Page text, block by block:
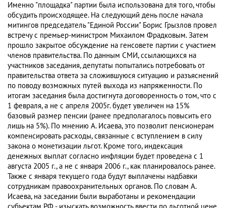
Именно "площадка" партии была использована для того, чтобы
обсудить происходящее. На следующий день после начала
митингов председатель "Единой России" Борис Грызлов провел
встречу с премьер-министром Михаилом Фрадковым. Затем
прошло закрытое обсуждение на генсовете партии с участием
членов правительства. По данным СМИ, ссылающихся на
участников заседания, депутаты попытались потребовать от
правительства ответа за сложившуюся ситуацию и разъяснений
по поводу возможных путей выхода из напряженности. По
итогам заседания была достигнута договоренность о том, что с
1 февраля, а не с апреля 2005г. будет увеличен на 15%
базовый размер пенсии (ранее предполагалось повысить его
лишь на 5%). По мнению А. Исаева, это позволит пенсионерам
компенсировать расходы, связанные с вступлением в силу
закона о монетизации льгот. Кроме того, индексация
денежных выплат согласно инфляции будет проведена с 1
августа 2005 г., а не с января 2006 г., как планировалось ранее.
Также с января текущего года будут выплачены надбавки
сотрудникам правоохранительных органов. По словам А.
Исаева, на заседании были выработаны и рекомендации